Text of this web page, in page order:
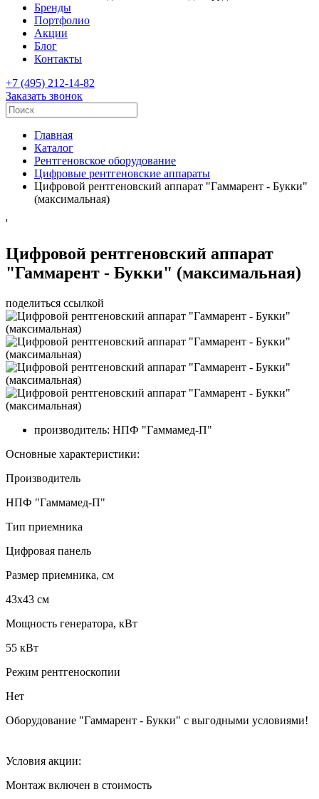
Бренды
Портфолио
Акции
Блог
Контакты
+7 (495) 212-14-82
Заказать звонок
Главная
Каталог
Рентгеновское оборудование
Цифровые рентгеновские аппараты
Цифровой рентгеновский аппарат "Гаммарент - Букки"
(максимальная)
'
Цифровой рентгеновский аппарат
"Гаммарент - Букки" (максимальная)
поделиться ссылкой
производитель: НПФ "Гаммамед-П"
Основные характеристики:
Производитель
НПФ "Гаммамед-П"
Тип приемника
Цифровая панель
Размер приемника, см
43х43 см
Мощность генератора, кВт
55 кВт
Режим рентгеноскопии
Нет
Оборудование "Гаммарент - Букки" с выгодными условиями!
Условия акции:
Монтаж включен в стоимость